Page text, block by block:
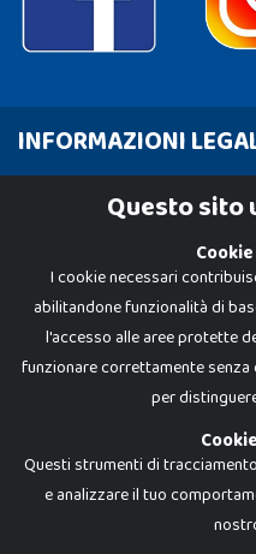
INFORMAZIONI
Cookie Policy
Dadi e Mattoncini è un brand di
Questo sito
I cookie necessari
abilitandone funzionalità di
l'accesso alle aree protette
funzionare correttamente
per
Questi strumenti di
e analizzare il tuo